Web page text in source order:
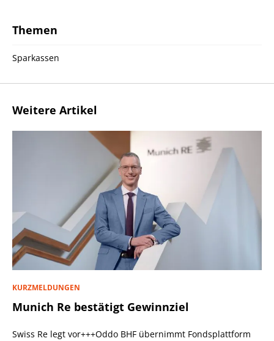
Themen
Sparkassen
Weitere Artikel
KURZMELDUNGEN
Munich Re bestätigt Gewinnziel
Swiss Re legt vor+++Oddo BHF übernimmt Fondsplattform